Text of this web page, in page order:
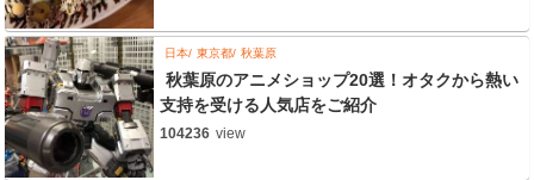
日本 東京都 秋葉原
秋葉原のアニメショップ20選！オタクから熱い
支持を受ける人気店をご紹介
104236 view